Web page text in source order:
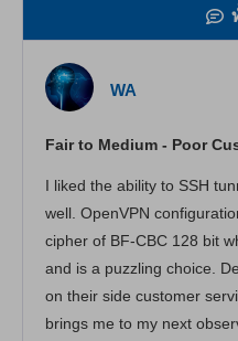
บริ
WA
Fair to Medium - Poor
I liked the ability to SSH
well. OpenVPN
cipher of BF-CBC 128 bit
and is a puzzling choice.
on their side customer
brings me to my next